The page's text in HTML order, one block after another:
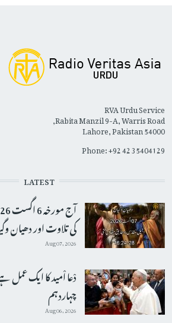
RVA Urdu Service
Rabita Manzil 9-A, Warris Road,
Lahore, Pakistan 54000
Phone: +92 42 35404129
LATEST
کی تلاوت اور دھیان
Aug 07, 2026
دْعا اْمید کا ایک عمل
چہاردہم
Aug 06, 2026